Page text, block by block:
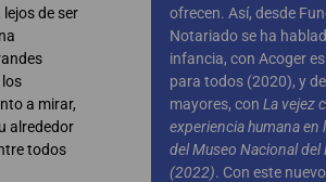
de ser
a mirar,
alrededor
todos
ofrecen. Así, desde
Notariado se ha
infancia, con Acoger
para todos (2020), y
mayores, con La vejez
experiencia humana en
del Museo Nacional del
(2022). Con este